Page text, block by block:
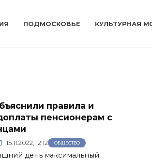
ПОДМОСКОВЬЕ КУЛЬТУРНАЯ
правила и
пенсионерам с
15.11.2022, 12:12 ОБЩЕСТВО
день максимальный